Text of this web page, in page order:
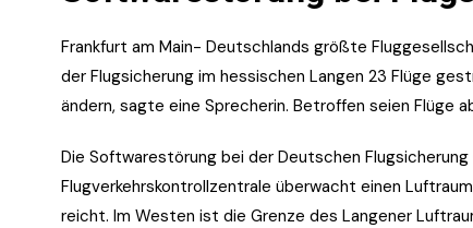
Frankfurt am Main- Deutschlands größte
der Flugsicherung im hessischen Langen 23 Flüge
ändern, sagte eine Sprecherin. Betroffen seien Flüge
Die Softwarestörung bei der Deutschen
Flugverkehrskontrollzentrale überwacht einen
reicht. Im Westen ist die Grenze des Langener